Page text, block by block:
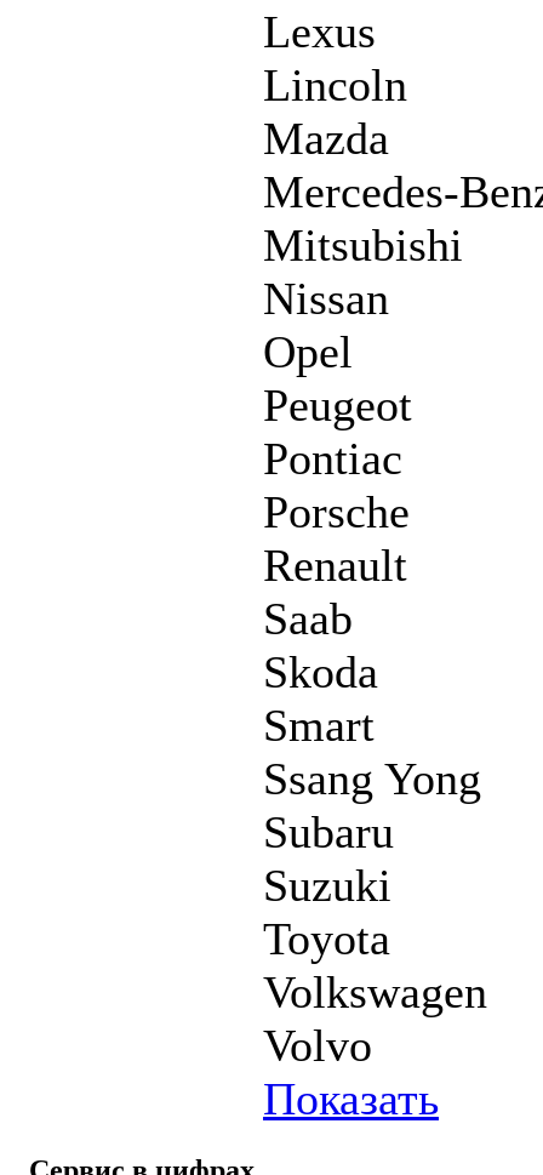
Lexus
Lincoln
Mazda
Mercedes-
Mitsubishi
Nissan
Opel
Peugeot
Pontiac
Porsche
Renault
Saab
Skoda
Smart
Ssang Yong
Subaru
Suzuki
Toyota
Volkswagen
Volvo
Показать